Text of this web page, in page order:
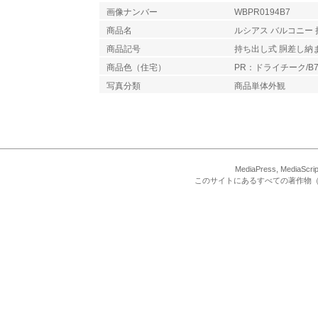
画像ナンバー
WBPR0194B7
商品名
ルシアス バルコニー
商品記号
持ち出し式 胴差し納
商品色（住宅）
PR：ドライチーク/
写真分類
商品単体外観
MediaPress,
このサイトにあるすべての著作物